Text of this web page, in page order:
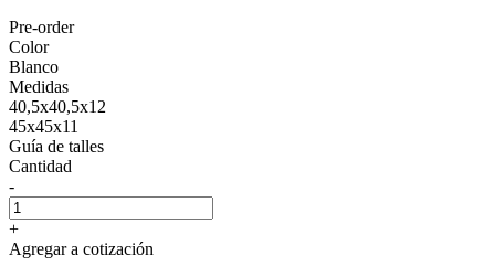
Pre-order
Color
Blanco
Medidas
40,5x40,5x12
45x45x11
Guía de talles
Cantidad
-
+
Agregar a cotización